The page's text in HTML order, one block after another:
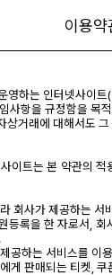
이용약
하는 인터넷사이
사항을 규정함을 목
거래에 대해서도
이트는 본 약관의
회사가 제공하는 서
록을 한 자로서,
공하는 서비스를 이
게 판매되는 티켓,